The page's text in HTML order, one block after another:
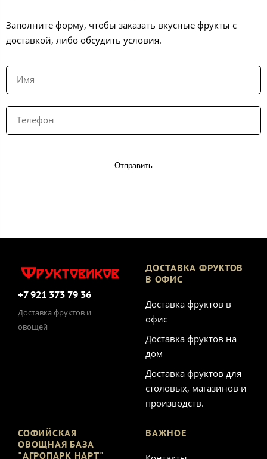
Заполните форму, чтобы заказать вкусные фрукты с
доставкой, либо обсудить условия.
Отправить
+7 921 373 79 36
Доставка фруктов и
овощей
ДОСТАВКА ФРУКТОВ
В ОФИС
Доставка фруктов в
офис
Доставка фруктов на
дом
Доставка фруктов для
столовых, магазинов и
производств.
СОФИЙСКАЯ
ОВОЩНАЯ БАЗА
"АГРОПАРК НАРТ"
ВАЖНОЕ